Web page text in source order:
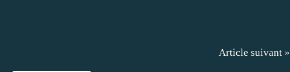
Article suivant »